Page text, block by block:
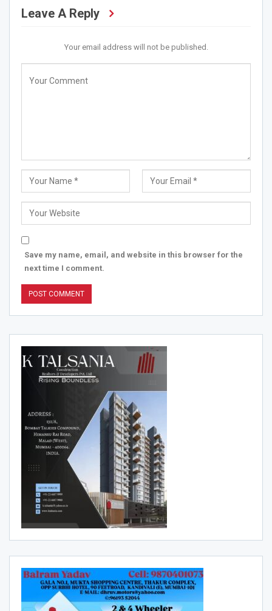
Leave A Reply
Your email address will not be published.
Save my name, email, and website in this browser for the
next time I comment.